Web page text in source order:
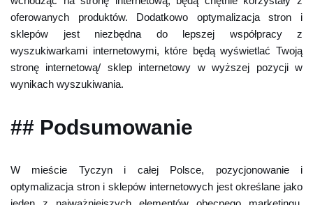
oferowanych produktów. Dodatkowo optymalizacja stron i
sklepów jest niezbędna do lepszej współpracy z
wyszukiwarkami internetowymi, które będą wyświetlać Twoją
stronę internetową/ sklep internetowy w wyższej pozycji w
wynikach wyszukiwania.
## Podsumowanie
W mieście Tyczyn i całej Polsce, pozycjonowanie i
optymalizacja stron i sklepów internetowych jest określane jako